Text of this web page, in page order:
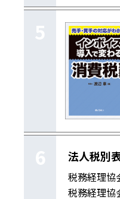
5
6 法人税別
税務経理協
税務経理協